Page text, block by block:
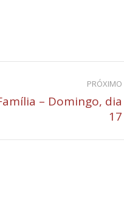
PRÓXIMO
– Domingo, dia
17